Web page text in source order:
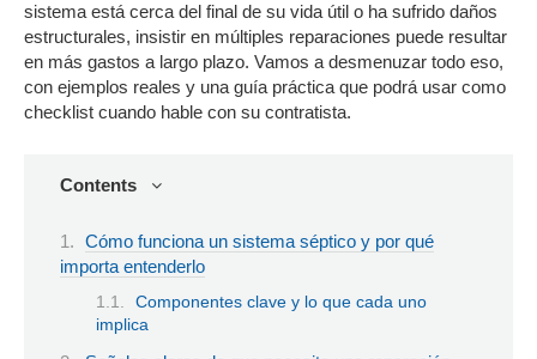
sistema está cerca del final de su vida útil o ha sufrido daños
estructurales, insistir en múltiples reparaciones puede resultar
en más gastos a largo plazo. Vamos a desmenuzar todo eso,
con ejemplos reales y una guía práctica que podrá usar como
checklist cuando hable con su contratista.
Contents
Cómo funciona un sistema séptico y por qué
importa entenderlo
Componentes clave y lo que cada uno
implica